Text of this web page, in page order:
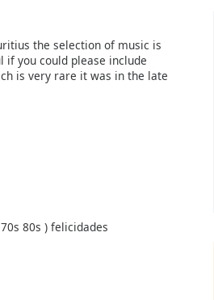
the selection of music is
you could please include
is very rare it was in the late
80s ) felicidades